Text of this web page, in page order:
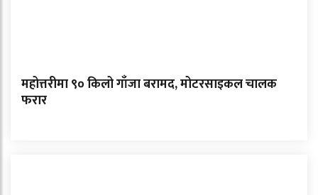
महोत्तरीमा ९० किलो गाँजा बरामद, मोटरसाइकल चालक
फरार